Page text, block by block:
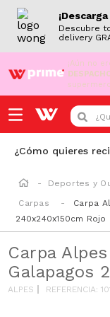
Descubre
delivery
¡Aún no
¿Que
¿Cómo quieres
Deportes y
Carpas
Carpa
240x240x150cm Rojo
Carpa
Galapagos
ALPES REFERENCIA: